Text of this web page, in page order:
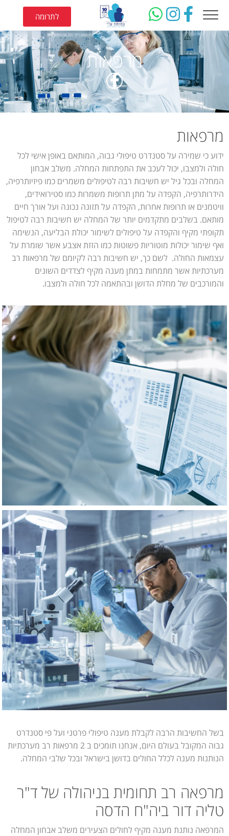
לתרומה
מרפאות
מרפאות
ידוע כי שמירה על סטנדרט טיפולי גבוה, המותאם באופן אישי לכל
חולה ולמצבו, יכול לעכב את התפתחות המחלה. משלב אבחון
המחלה ובכל גיל יש חשיבות רבה לטיפולים משמרים כמו פיזיותרפיה,
הידרותרפיה, הקפדה על מתן תרופות משמרות כמו סטירואידים,
וויטמנים או תרופות אחרות, הקפדה על תזונה נכונה ועל אורך חיים
מותאם. בשלבים מתקדמים יותר של המחלה יש חשיבות רבה לטיפול
תקופתי מקיף והקפדה על טיפולים לשימור יכולת הבליעה, הנשימה
ואף שימור יכולות מוטוריות פשוטות כמו הזזת אצבע אשר שומרת על
עצמאות החולה. לשם כך, יש חשיבות רבה לקיומם של מרפאות רב
מערכתיות אשר מתמחות במתן מענה מקיף לצדדים השונים
והמורכבים של מחלת הדושן ובהתאמה לכל חולה ולמצבו.
בשל החשיבות הרבה לקבלת מענה טיפולי פרטני ועל פי סטנדרט
גבוה המקובל בעולם היום, אנחנו תומכים ב 2 מרפאות רב מערכתיות
הנותנות מענה לכלל החולים בדושן בישראל ובכל שלבי המחלה.
מרפאה רב תחומית בניהולה של ד"ר
טליה דור ביה"ח הדסה
המרפאה נותנת מענה מקיף לחולים הצעירים משלב אבחון המחלה